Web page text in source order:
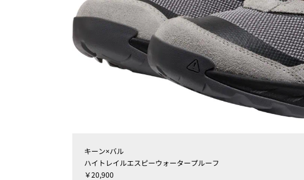
キーン×バル
ハイトレイルエスピーウォータープルーフ
￥20,900